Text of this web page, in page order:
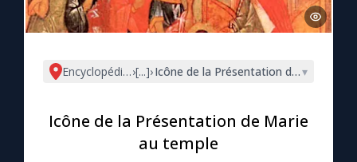
La chaîne Youtube
La newsletter
La vidéo de la semaine
Encyclopédie mariale
›[...]›Icône de la Présentation de Marie au
▾
Icône de la Présentation de Marie
au temple